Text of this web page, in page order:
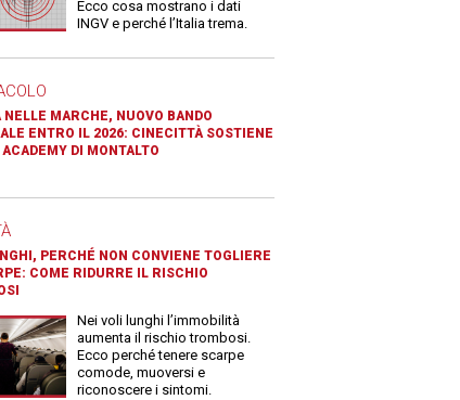
Ecco cosa mostrano i dati
INGV e perché l’Italia trema.
NELLE MARCHE, NUOVO BANDO
ENTRO IL 2026: CINECITTÀ SOSTIENE
ACADEMY DI MONTALTO
PERCHÉ NON CONVIENE TOGLIERE
COME RIDURRE IL RISCHIO
Nei voli lunghi l’immobilità
aumenta il rischio trombosi.
Ecco perché tenere scarpe
comode, muoversi e
riconoscere i sintomi.